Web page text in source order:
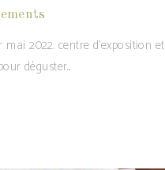
2022. centre d'exposition et
déguster